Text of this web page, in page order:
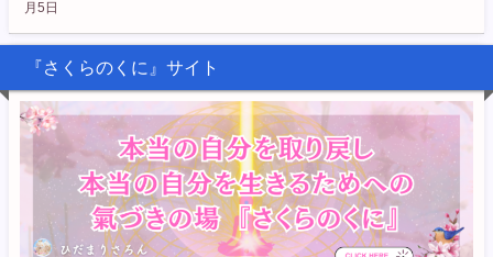
月5日
『さくらのくに』サイト